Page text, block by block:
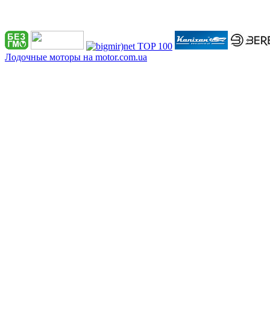
Лодочные моторы на motor.com.ua